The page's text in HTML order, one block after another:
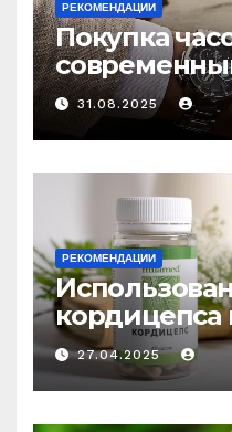
РЕКОМЕНДАЦИИ
Покупка
выбору
31.08.2025
РЕКОМЕНДАЦИИ
кордицепса
медицине:
средство
и
27.04.2025